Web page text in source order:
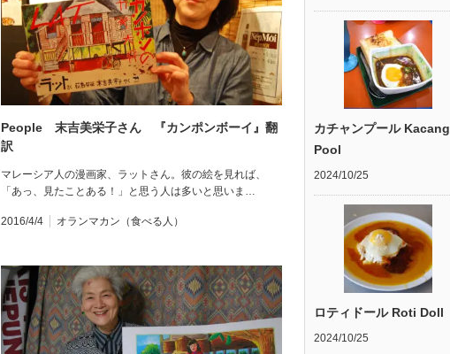
People 末吉美栄子さん 『カンポンボーイ』翻
訳
マレーシア人の漫画家、ラットさん。彼の絵を見れば、
「あっ、見たことある！」と思う人は多いと思いま…
2016/4/4 オランマカン（食べる人）
カチャンプール Kacang
Pool
2024/10/25
ロティドール Roti Doll
2024/10/25